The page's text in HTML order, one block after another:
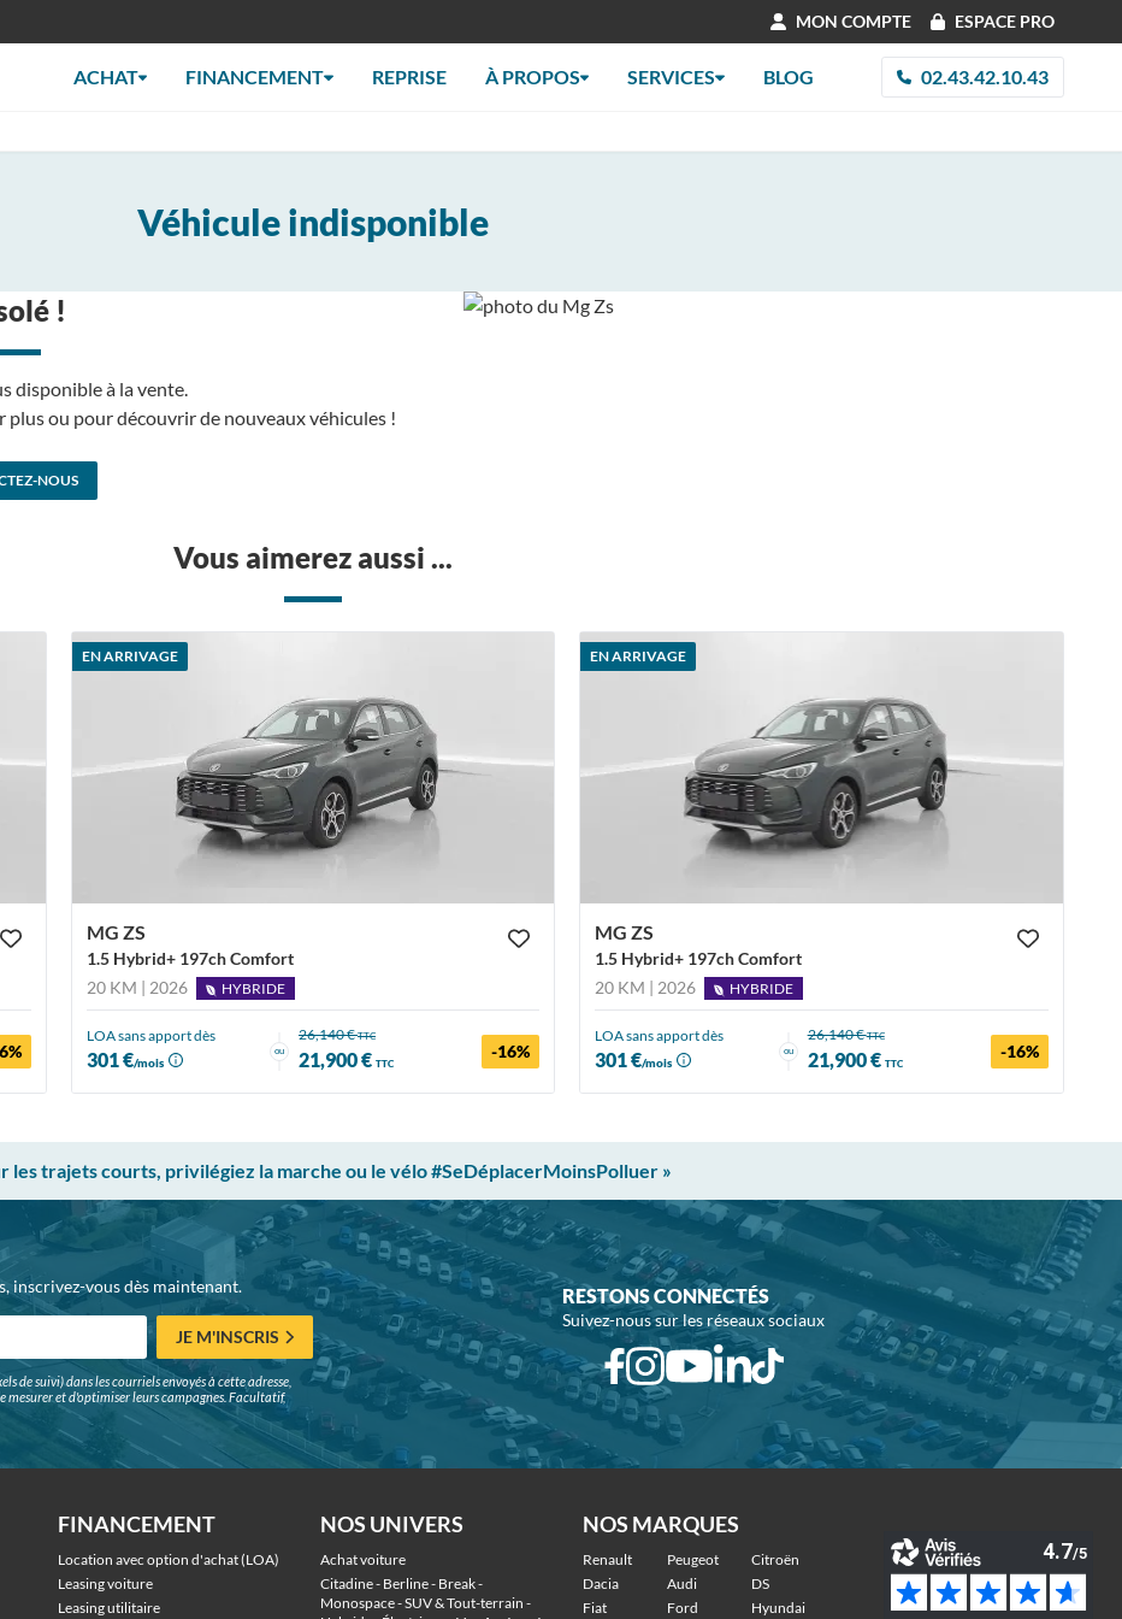
MON COMPTE ESPACE PRO
ACHAT FINANCEMENT REPRISE À PROPOS SERVICES BLOG 02.43.42.10.43
Véhicule indisponible
!
disponible à la vente.
ou pour découvrir de nouveaux véhicules !
NOUS
Vous aimerez aussi ...
EN ARRIVAGE
MG ZS
1.5 Hybrid+ 197ch Comfort
20 KM | 2026
HYBRIDE
LOA sans apport dès
301 €/mois
ou
26,140 €TTC
21,900 € TTC
-16%
EN ARRIVAGE
MG ZS
1.5 Hybrid+ 197ch Comfort
20 KM | 2026
HYBRIDE
LOA sans apport dès
301 €/mois
ou
26,140 €TTC
21,900 € TTC
-16%
les trajets courts, privilégiez la marche ou le vélo #SeDéplacerMoinsPolluer »
inscrivez-vous dès maintenant.
JE M'INSCRIS
de suivi) dans les courriels envoyés à cette adresse,
mesurer et d'optimiser leurs campagnes. Facultatif,
RESTONS CONNECTÉS
Suivez-nous sur les réseaux sociaux
FINANCEMENT
Location avec option d'achat (LOA)
Leasing voiture
Leasing utilitaire
NOS UNIVERS
Achat voiture
Citadine - Berline - Break -
Monospace - SUV & Tout-terrain -
NOS MARQUES
Renault Peugeot
Citroën
Dacia
Audi
DS
Fiat
Ford Hyundai